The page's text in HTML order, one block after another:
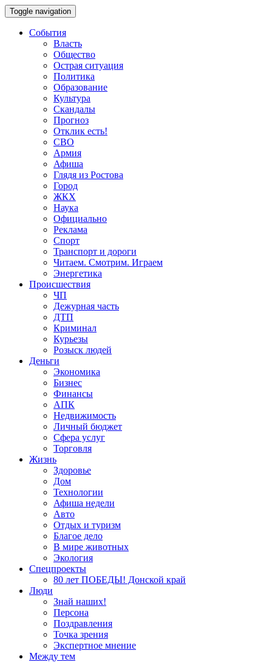
Toggle navigation
События
Власть
Общество
Острая ситуация
Политика
Образование
Культура
Скандалы
Прогноз
Отклик есть!
СВО
Армия
Афиша
Глядя из Ростова
Город
ЖКХ
Наука
Официально
Реклама
Спорт
Транспорт и дороги
Читаем. Смотрим. Играем
Энергетика
Происшествия
ЧП
Дежурная часть
ДТП
Криминал
Курьезы
Розыск людей
Деньги
Экономика
Бизнес
Финансы
АПК
Недвижимость
Личный бюджет
Сфера услуг
Торговля
Жизнь
Здоровье
Дом
Технологии
Афиша недели
Авто
Отдых и туризм
Благое дело
В мире животных
Экология
Спецпроекты
80 лет ПОБЕДЫ! Донской край
Люди
Знай наших!
Персона
Поздравления
Точка зрения
Экспертное мнение
Между тем